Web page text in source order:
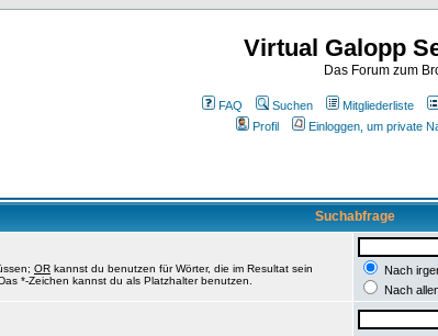
Virtual Galopp
Das Forum zum
FAQ Suchen Mitgliederliste
Profil
Einloggen, um private
Suchabfrage
OR kannst du benutzen für Wörter, die im Resultat sein
*-Zeichen kannst du als Platzhalter benutzen.
Nach
Nach